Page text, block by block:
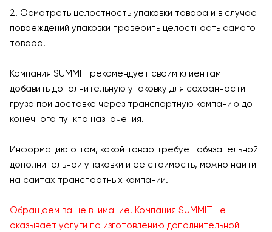
2. Осмотреть целостность упаковки товара и в случае
повреждений упаковки проверить целостность самого
товара.
Компания SUMMIT рекомендует своим клиентам
добавить дополнительную упаковку для сохранности
груза при доставке через транспортную компанию до
конечного пункта назначения.
Информацию о том, какой товар требует обязательной
дополнительной упаковки и ее стоимость, можно найти
на сайтах транспортных компаний.
Обращаем ваше внимание! Компания SUMMIT не
оказывает услуги по изготовлению дополнительной